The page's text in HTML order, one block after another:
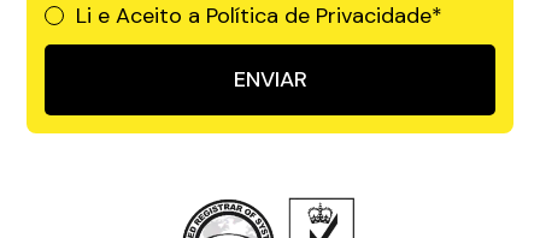
Li e Aceito a Política de Privacidade*
ENVIAR